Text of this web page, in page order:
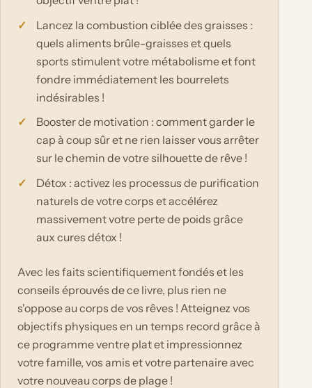
Lancez la combustion ciblée des graisses :
quels aliments brûle-graisses et quels
sports stimulent votre métabolisme et font
fondre immédiatement les bourrelets
indésirables !
Booster de motivation : comment garder le
cap à coup sûr et ne rien laisser vous arrêter
sur le chemin de votre silhouette de rêve !
Détox : activez les processus de purification
naturels de votre corps et accélérez
massivement votre perte de poids grâce
aux cures détox !
Avec les faits scientifiquement fondés et les
conseils éprouvés de ce livre, plus rien ne
s'oppose au corps de vos rêves ! Atteignez vos
objectifs physiques en un temps record grâce à
ce programme ventre plat et impressionnez
votre famille, vos amis et votre partenaire avec
votre nouveau corps de plage !